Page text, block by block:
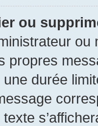
ou
propres
durée